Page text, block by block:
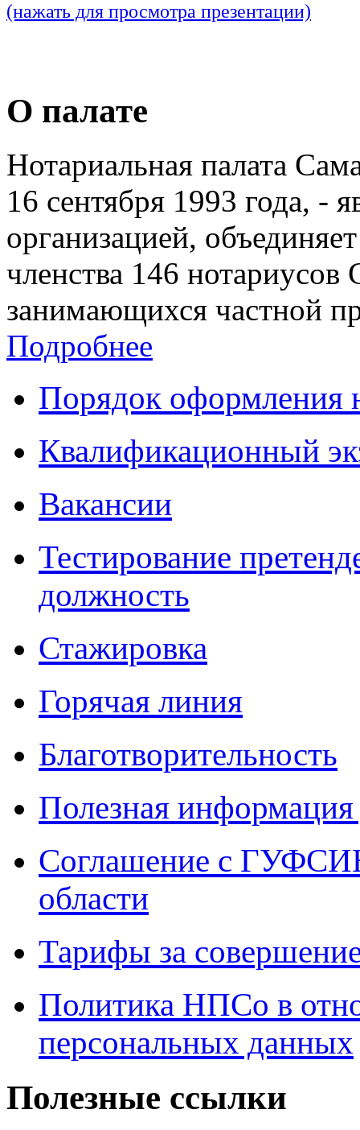
(нажать для просмотра презентации)
О палате
Нотариальная палата
16 сентября 1993 года, -
организацией,
членства 146 нотариусов
занимающихся частной
Подробнее
Порядок оформления
Квалификационный
Вакансии
Тестирование
должность
Стажировка
Горячая линия
Благотворительность
Полезная
Соглашение с
области
Тарифы за
Политика НПСо в
персональных данных
Полезные ссылки